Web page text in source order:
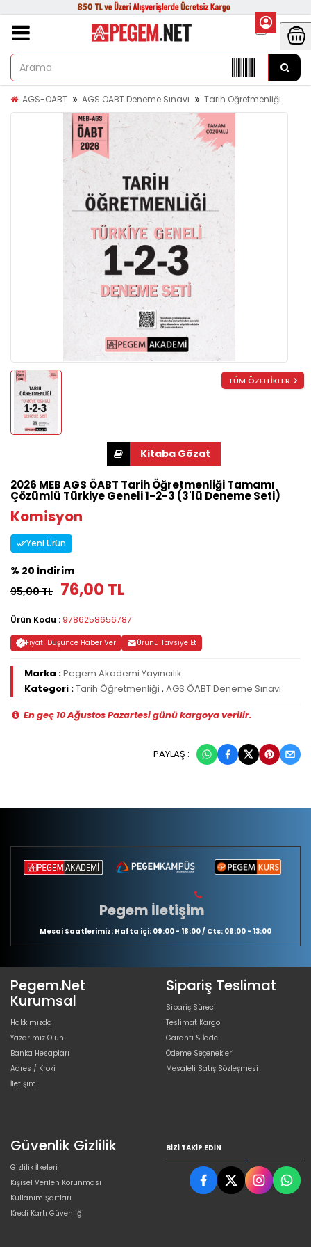
AGS-ÖABT AGS ÖABT Deneme Sınavı Tarih Öğretmenliği
TÜM ÖZELLİKLER
2026 MEB AGS ÖABT Tarih Öğretmenliği Tamamı
Çözümlü Türkiye Geneli 1-2-3 (3'lü Deneme Seti)
Komisyon
Yeni Ürün
% 20 İndirim
95,00 TL 76,00 TL
Ürün Kodu : 9786258656787
Fiyatı Düşünce Haber Ver Ürünü Tavsiye Et
Marka :Pegem Akademi Yayıncılık
Kategori :Tarih Öğretmenliği , AGS ÖABT Deneme Sınavı
En geç 10 Ağustos Pazartesi günü kargoya verilir.
PAYLAŞ :
Pegem İletişim
Mesai Saatlerimiz: Hafta içi: 09:00 - 18:00 / Cts: 09:00 - 13:00
Pegem.Net
Kurumsal
Hakkımızda
Yazarımız Olun
Banka Hesapları
Adres / Kroki
İletişim
Sipariş Teslimat
Sipariş Süreci
Teslimat Kargo
Garanti & İade
Ödeme Seçenekleri
Mesafeli Satış Sözleşmesi
Güvenlik Gizlilik
Gizlilik İlkeleri
Kişisel Verilen Korunması
Kullanım Şartları
Kredi Kartı Güvenliği
BIZI TAKIP EDIN